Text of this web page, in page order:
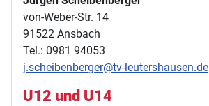
von-Weber-Str. 14
91522 Ansbach
Tel.: 0981 94053
j.scheibenberger@tv-leutershausen.de
U12 und U14